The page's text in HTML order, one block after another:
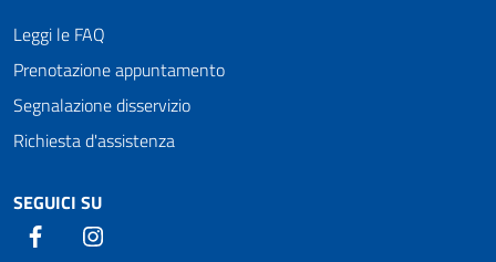
Leggi le FAQ
Prenotazione appuntamento
Segnalazione disservizio
Richiesta d'assistenza
SEGUICI SU
Facebook